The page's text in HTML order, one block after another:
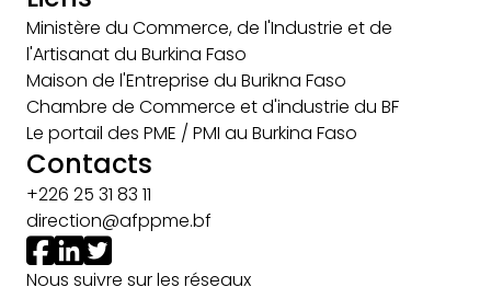
Ministère du Commerce, de l'Industrie et de
l'Artisanat du Burkina Faso
Maison de l'Entreprise du Burikna Faso
Chambre de Commerce et d'industrie du BF
Le portail des PME / PMI au Burkina Faso
Contacts
+226 25 31 83 11
direction@afppme.bf
Nous suivre sur les réseaux